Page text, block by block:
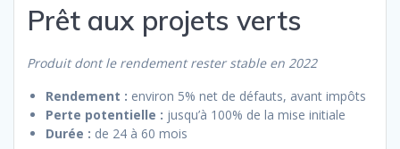
Prêt aux projets verts
Produit dont le rendement rester stable en 2022
Rendement : environ 5% net de défauts, avant impôts
Perte potentielle : jusqu’à 100% de la mise initiale
Durée : de 24 à 60 mois